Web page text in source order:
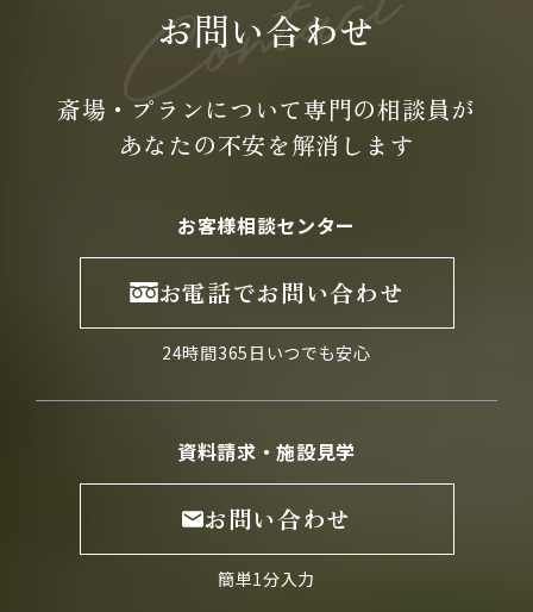
お問い合わせ
斎場・プランについて専門の相談員が
あなたの不安を解消します
お客様相談センター
お電話でお問い合わせ
24時間365日いつでも安心
資料請求・施設見学
お問い合わせ
簡単1分入力